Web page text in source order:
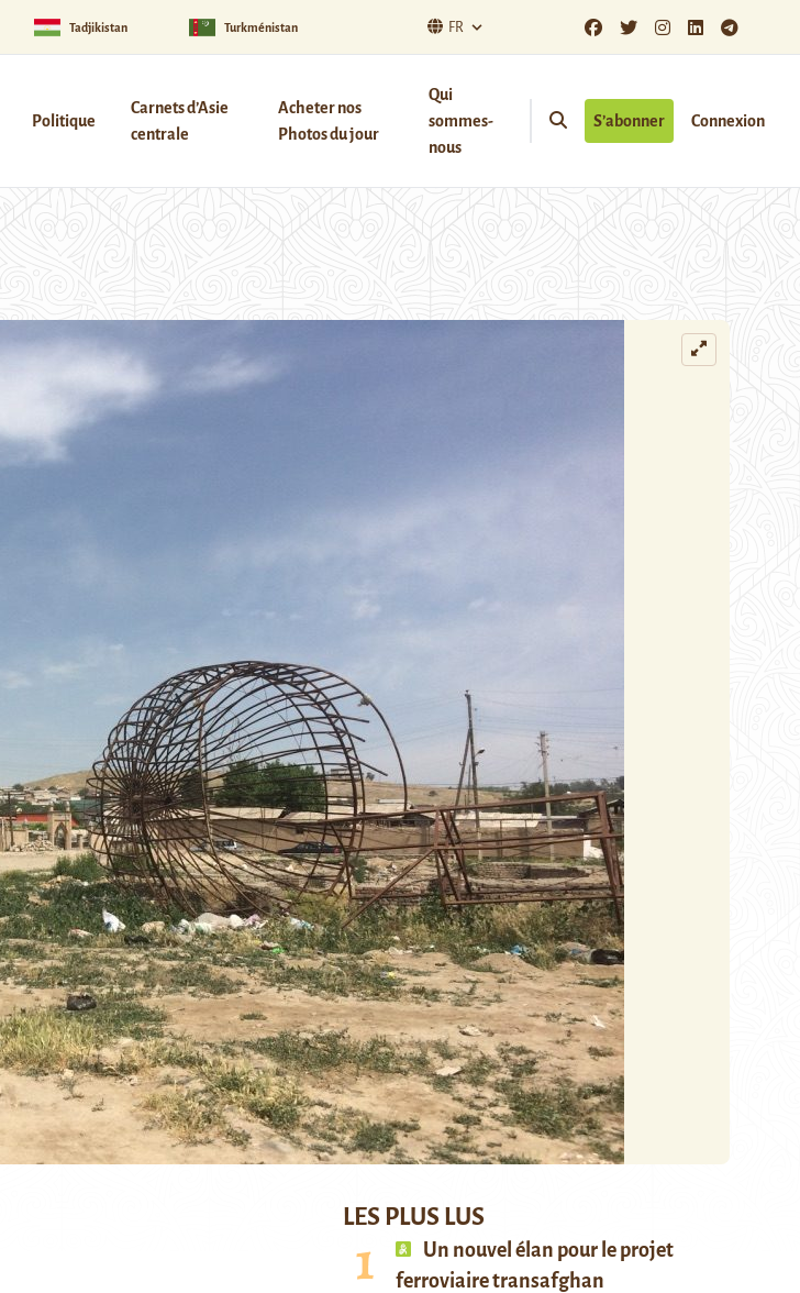
Tadjikistan Turkménistan FR
Politique
Carnets d’Asie
centrale
Acheter nos
Photos du jour
Qui
sommes-
nous
S’abonner Connexion
LES PLUS LUS
Un nouvel élan pour le projet
ferroviaire transafghan